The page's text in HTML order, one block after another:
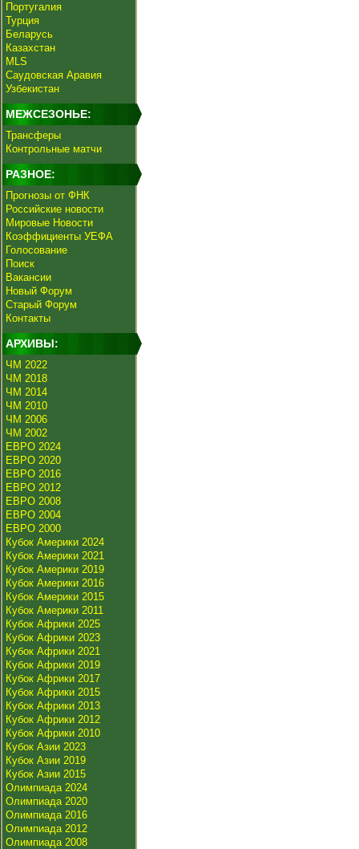
Португалия
Турция
Беларусь
Казахстан
MLS
Саудовская Аравия
Узбекистан
МЕЖСЕЗОНЬЕ:
Трансферы
Контрольные матчи
РАЗНОЕ:
Прогнозы от ФНК
Российские новости
Мировые Новости
Коэффициенты УЕФА
Голосование
Поиск
Вакансии
Новый Форум
Старый Форум
Контакты
АРХИВЫ:
ЧМ 2022
ЧМ 2018
ЧМ 2014
ЧМ 2010
ЧМ 2006
ЧМ 2002
ЕВРО 2024
ЕВРО 2020
ЕВРО 2016
ЕВРО 2012
ЕВРО 2008
ЕВРО 2004
ЕВРО 2000
Кубок Америки 2024
Кубок Америки 2021
Кубок Америки 2019
Кубок Америки 2016
Кубок Америки 2015
Кубок Америки 2011
Кубок Африки 2025
Кубок Африки 2023
Кубок Африки 2021
Кубок Африки 2019
Кубок Африки 2017
Кубок Африки 2015
Кубок Африки 2013
Кубок Африки 2012
Кубок Африки 2010
Кубок Азии 2023
Кубок Азии 2019
Кубок Азии 2015
Олимпиада 2024
Олимпиада 2020
Олимпиада 2016
Олимпиада 2012
Олимпиада 2008